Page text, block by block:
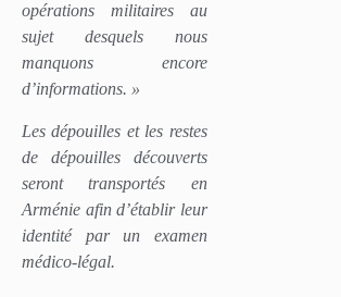
opérations militaires au
sujet desquels nous
manquons encore
d’informations. »
Les dépouilles et les restes
de dépouilles découverts
seront transportés en
Arménie afin d’établir leur
identité par un examen
médico-légal.